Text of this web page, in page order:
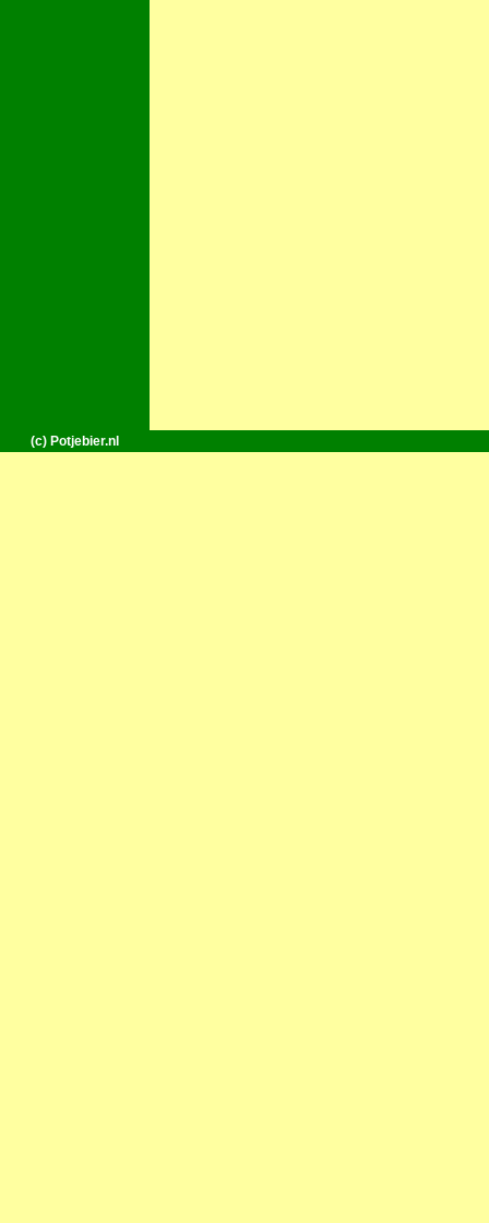
(c) Potjebier.nl